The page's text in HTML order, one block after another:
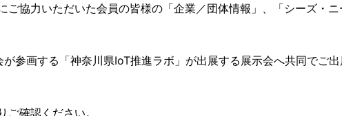
協力いただいた会員の皆様の「企業／団体情報」、「シーズ・
参画する「神奈川県IoT推進ラボ」が出展する展示会へ共同でご
確認ください。